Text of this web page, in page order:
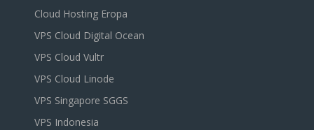
Cloud Hosting Eropa
VPS Cloud Digital Ocean
VPS Cloud Vultr
VPS Cloud Linode
VPS Singapore SGGS
VPS Indonesia